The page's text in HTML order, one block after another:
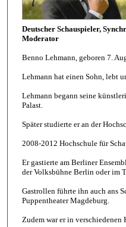
Deutscher Schauspieler,
Moderator
Benno Lehmann, geboren 7.
Lehmann hat einen Sohn, lebt
Lehmann begann seine
Palast.
Später studierte er an der
2008-2012 Hochschule für
Er gastierte am Berliner
der Volksbühne Berlin oder im
Gastrollen führte ihn auch ans
Puppentheater Magdeburg.
Zudem war er in verschiedenen